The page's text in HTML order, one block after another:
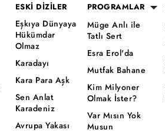
ESKİ DİZİLER
Eşkıya Dünyaya
Hükümdar
Olmaz
Karadayı
Kara Para Aşk
Sen Anlat
Karadeniz
Avrupa Yakası
PROGRAMLAR
Müge Anlı ile
Tatlı Sert
Esra Erol'da
Mutfak Bahane
Kim Milyoner
Olmak İster?
Var Mısın Yok
Musun